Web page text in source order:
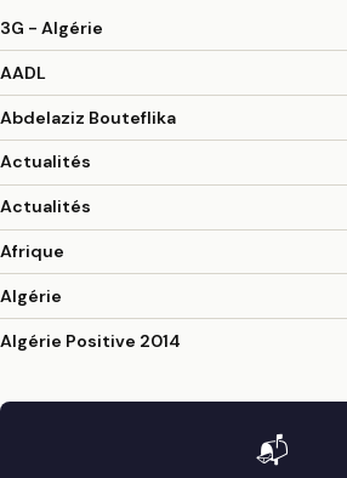
3G - Algérie
AADL
Abdelaziz Bouteflika
Actualités
Actualités
Afrique
Algérie
Algérie Positive 2014
📬